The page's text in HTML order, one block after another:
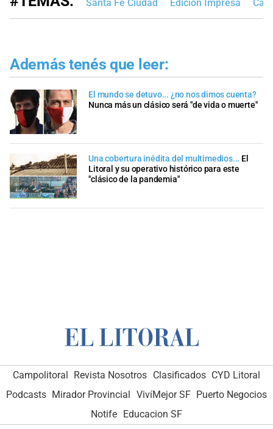
Santa Fe Ciudad Edición Impresa
Además tenés que leer:
El mundo se detuvo... ¿no nos dimos cuenta?
Nunca más un clásico será "de vida o muerte"
Una cobertura inédita del multimedios... El
Litoral y su operativo histórico para este
"clásico de la pandemia"
Campolitoral Revista Nosotros Clasificados CYD Litoral
Podcasts Mirador Provincial VivíMejor SF Puerto Negocios
Notife
Educacion SF